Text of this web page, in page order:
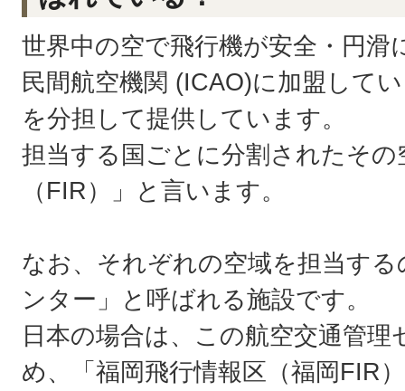
世界中の空で飛行機が安全・円滑
民間航空機関 (ICAO)に加盟して
を分担して提供しています。
担当する国ごとに分割されたその
（FIR）」と言います。
なお、それぞれの空域を担当す
ンター」と呼ばれる施設です。
日本の場合は、この航空交通管
め、「福岡飛行情報区（福岡FIR